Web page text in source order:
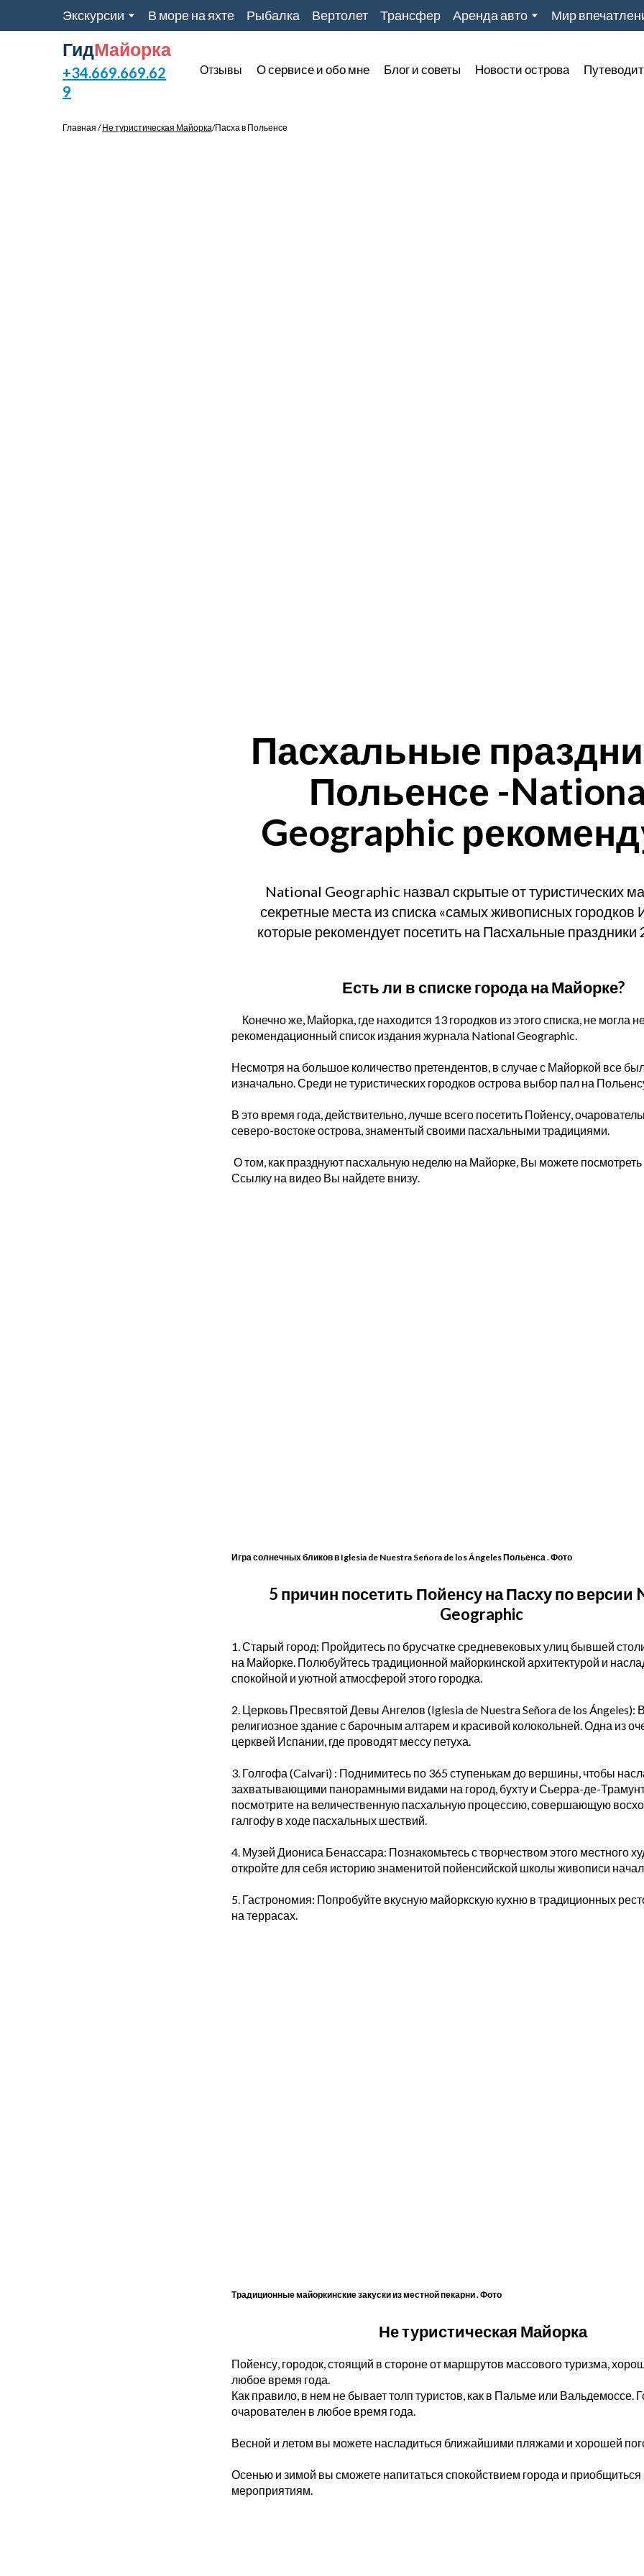
Экскурсии В море на яхте Рыбалка Вертолет Трансфер Аренда авто Мир
ГидМайорка
+34.669.669.62
9
Отзывы О сервисе и обо мне Блог и советы Новости острова
Главная /Не туристическая Майорка/Пасха в Польенсе
Пасхальные
Польенсе -
Geographic
National Geographic назвал скрытые от туристических
секретные места из списка «самых живописных городков
которые рекомендует посетить на Пасхальные праздники
Есть ли в списке города на Майорке?
Конечно же, Майорка, где находится 13 городков из этого списка, не могла
рекомендационный список издания журнала National Geographic.
Несмотря на большое количество претендентов, в случае с Майоркой все
изначально. Среди не туристических городков острова выбор пал на
В это время года, действительно, лучше всего посетить Пойенсу,
северо-востоке острова, знаментый своими пасхальными традициями.
О том, как празднуют пасхальную неделю на Майорке, Вы можете
Ссылку на видео Вы найдете внизу.
Игра солнечных бликов в Iglesia de Nuestra Señora de los Ángeles Польенса . Фото
5 причин посетить Пойенсу на Пасху по версии
Geographic
1. Старый город: Пройдитесь по брусчатке средневековых улиц бывшей
на Майорке. Полюбуйтесь традиционной майоркинской архитектурой и
спокойной и уютной атмосферой этого городка.
2. Церковь Пресвятой Девы Ангелов (Iglesia de Nuestra Señora de los Ángeles):
религиозное здание с барочным алтарем и красивой колокольней. Одна из
церквей Испании, где проводят мессу петуха.
3. Голгофа (Calvari) : Поднимитесь по 365 ступенькам до вершины, чтобы
захватывающими панорамными видами на город, бухту и Сьерра-де-
посмотрите на величественную пасхальную процессию, совершающую
галгофу в ходе пасхальных шествий.
4. Музей Диониса Бенассара: Познакомьтесь с творчеством этого местного
откройте для себя историю знаменитой пойенсийской школы живописи
5. Гастрономия: Попробуйте вкусную майоркскую кухню в традиционных
на террасах.
Традиционные майоркинские закуски из местной пекарни . Фото
Не туристическая Майорка
Пойенсу, городок, стоящий в стороне от маршрутов массового туризма,
любое время года.
Как правило, в нем не бывает толп туристов, как в Пальме или Вальдемоссе.
очарователен в любое время года.
Весной и летом вы можете насладиться ближайшими пляжами и хорошей
Осенью и зимой вы сможете напитаться спокойствием города и приобщиться
мероприятиям.